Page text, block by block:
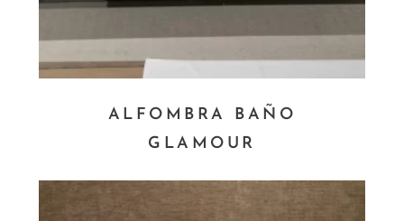
ALFOMBRA BAÑO
GLAMOUR